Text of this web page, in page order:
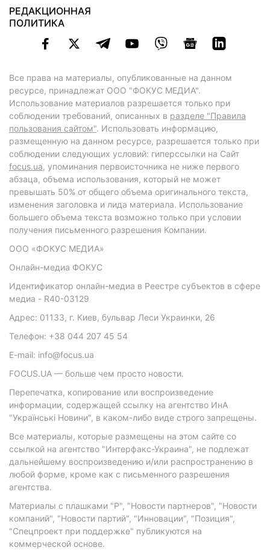
РЕДАКЦИОННАЯ
ПОЛИТИКА
Все права на материалы, опубликованные на данном
ресурсе, принадлежат ООО "ФОКУС МЕДИА".
Использование материалов разрешается только при
соблюдении требований, описанных в разделе "Правила
пользования сайтом". Использовать информацию,
размещенную на данном ресурсе, разрешается только при
соблюдении следующих условий: гиперссылки на Сайт
focus.ua, упоминания первоисточника не ниже первого
абзаца, объема использования, который не может
превышать 50% от общего объема оригинального текста,
изменения заголовка и лида материала. Использование
большего объема текста возможно только при условии
получения письменного разрешения Компании.
ООО «ФОКУС МЕДИА»
Онлайн-медиа ФОКУС
Идентификатор онлайн-медиа в Реестре субъектов в сфере
медиа - R40-03129
Адрес: 01133, г. Киев, бульвар Леси Украинки, 26
Телефон: +38 044 207 45 54
E-mail: info@focus.ua
FOCUS.UA — больше чем просто новости.
Перепечатка, копирование или воспроизведение
информации, содержащей ссылку на агентство ИнА
"Українські Новини", в каком-либо виде строго запрещены.
Все материалы, которые размещены на этом сайте со
ссылкой на агентство "Интерфакс-Украина", не подлежат
дальнейшему воспроизведению и/или распространению в
любой форме, кроме как с письменного разрешения
агентства.
Материалы с плашками "Р", "Новости партнеров", "Новости
компаний", "Новости партий", "Инновации", "Позиция",
"Спецпроект при поддержке" публикуются на
коммерческой основе.